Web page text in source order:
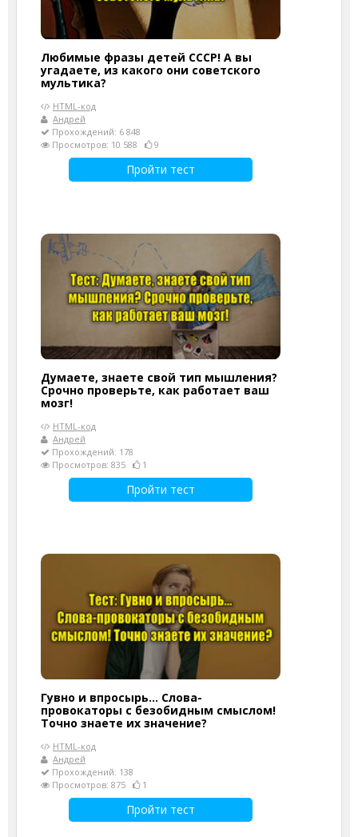
Любимые фразы детей СССР! А вы
угадаете, из какого они советского
мультика?
HTML-код
Андрей
Прохождений: 6 848
Просмотров: 10 588
9
Пройти тест
Думаете, знаете свой тип мышления?
Срочно проверьте, как работает ваш
мозг!
HTML-код
Андрей
Прохождений: 178
Просмотров: 835
1
Пройти тест
Гувно и впросырь... Слова-
провокаторы с безобидным смыслом!
Точно знаете их значение?
HTML-код
Андрей
Прохождений: 138
Просмотров: 875
1
Пройти тест